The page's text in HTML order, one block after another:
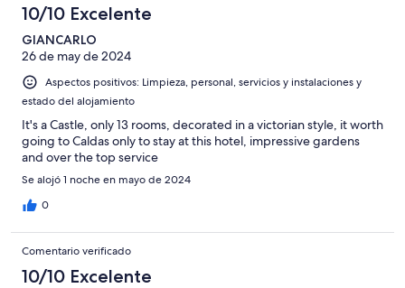
10/10 Excelente
GIANCARLO
26 de may de 2024
Aspectos positivos: Limpieza, personal, servicios y instalaciones y
estado del alojamiento
It's a Castle, only 13 rooms, decorated in a victorian style, it worth
going to Caldas only to stay at this hotel, impressive gardens
and over the top service
Se alojó 1 noche en mayo de 2024
0
Comentario verificado
10/10 Excelente